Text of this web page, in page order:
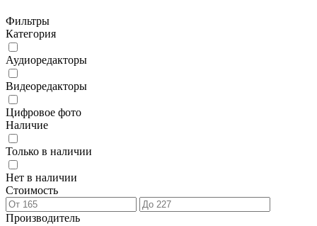
Фильтры
Категория
Аудиоредакторы
Видеоредакторы
Цифровое фото
Наличие
Только в наличии
Нет в наличии
Стоимость
Производитель